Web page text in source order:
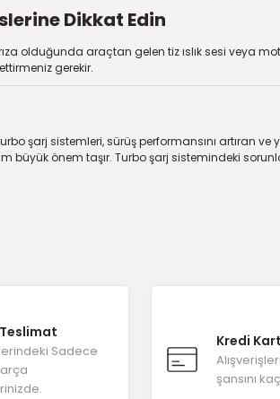
Dikkat Edin
olduğunda araçtan gelen tiz ıslık sesi veya
gerekir.
şarj sistemleri, sürüş performansını artıran
büyük önem taşır. Turbo şarj sistemindeki
Sadece
Kredi
şansını